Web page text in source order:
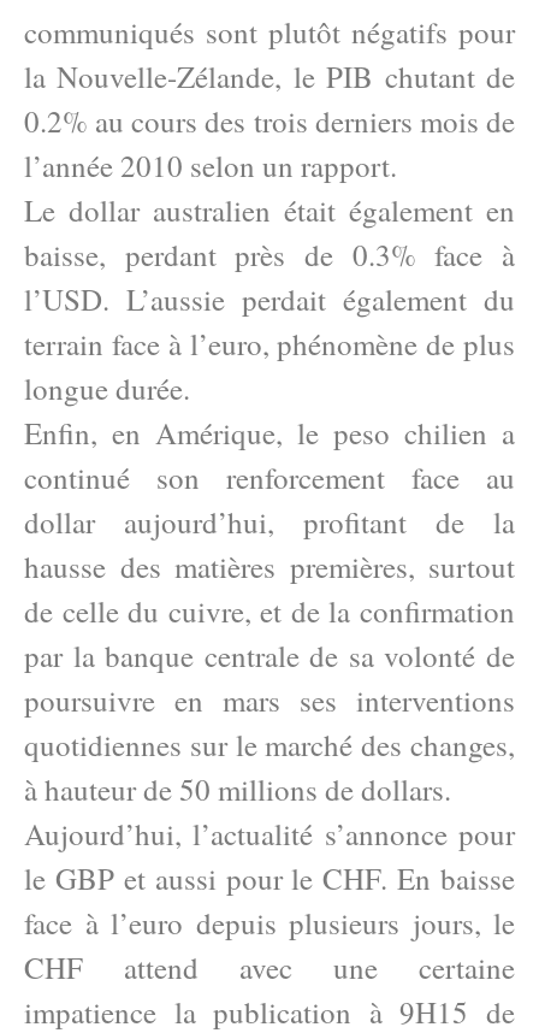
communiqués sont plutôt négatifs pour
la Nouvelle-Zélande, le PIB chutant de
0.2% au cours des trois derniers mois de
l’année 2010 selon un rapport.
Le dollar australien était également en
baisse, perdant près de 0.3% face à
l’USD. L’aussie perdait également du
terrain face à l’euro, phénomène de plus
longue durée.
Enfin, en Amérique, le peso chilien a
continué son renforcement face au
dollar aujourd’hui, profitant de la
hausse des matières premières, surtout
de celle du cuivre, et de la confirmation
par la banque centrale de sa volonté de
poursuivre en mars ses interventions
quotidiennes sur le marché des changes,
à hauteur de 50 millions de dollars.
Aujourd’hui, l’actualité s’annonce pour
le GBP et aussi pour le CHF. En baisse
face à l’euro depuis plusieurs jours, le
CHF attend avec une certaine
impatience la publication à 9H15 de